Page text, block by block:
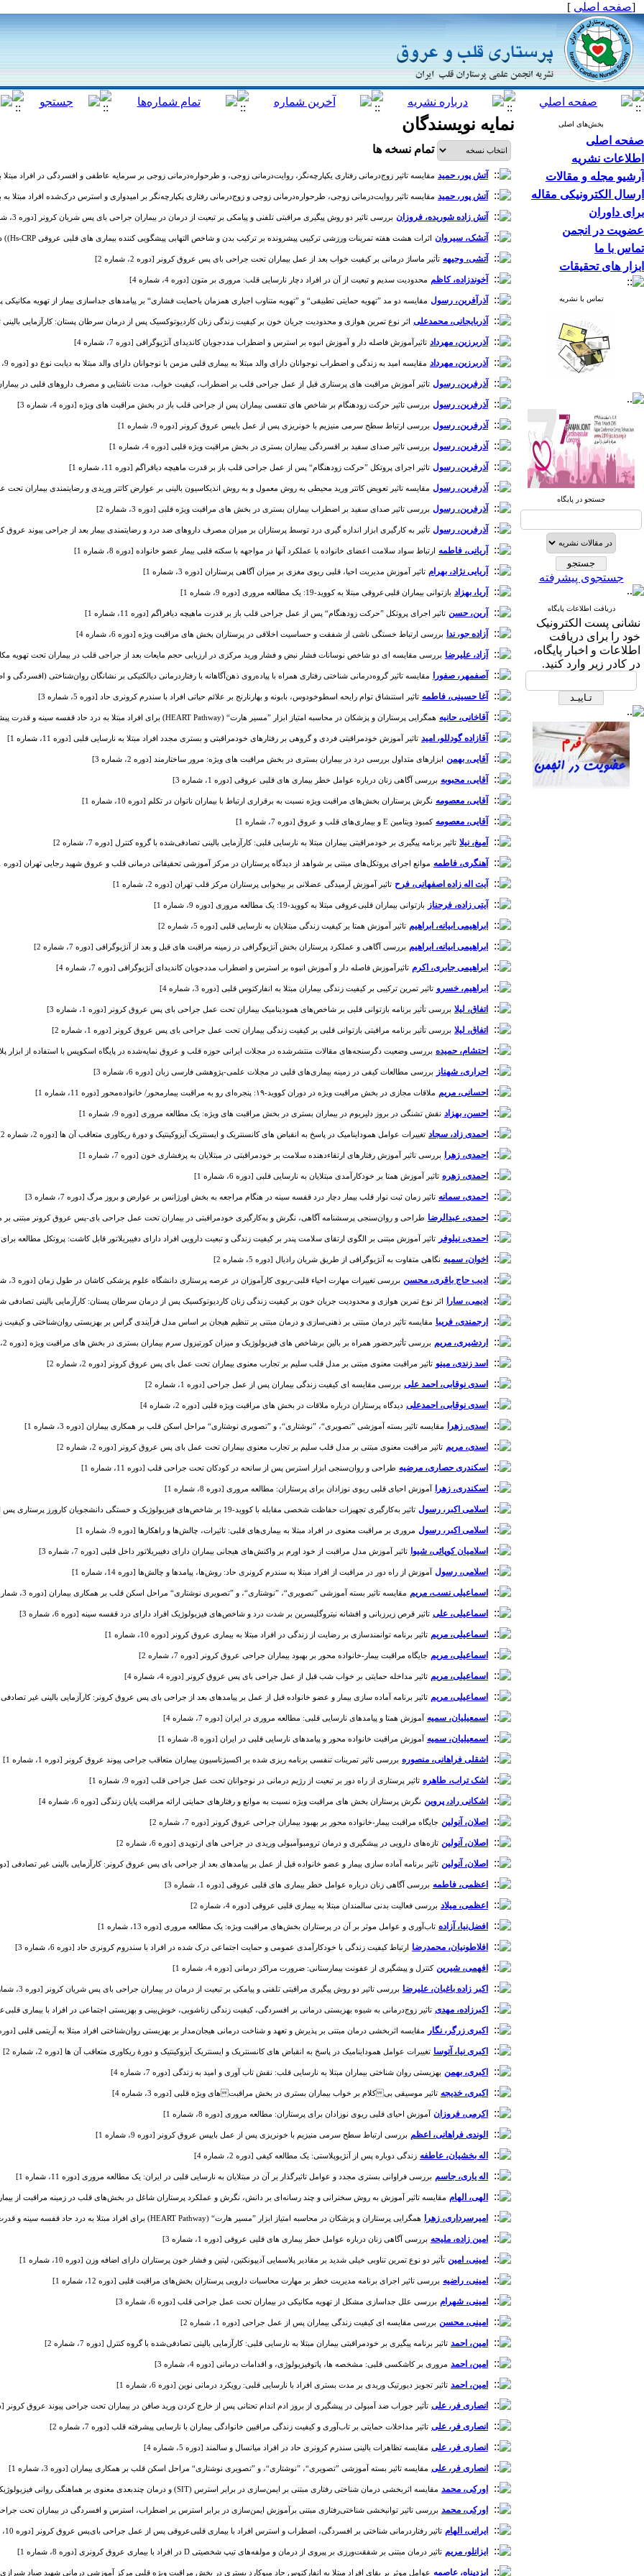
[صفحه اصلی ]
بخش‌های اصلی
صفحه اصلی
اطلاعات نشریه
آرشیو مجله و مقالات
ارسال الکترونیکی مقاله
برای داوران
عضویت در انجمن
تماس با ما
ابزار های تحقیقات
تماس با نشریه
تلفن: 6-22663165-021
آدرس پایگاه الکترونیکی:
http://journal.icns.org.ir
آدرس‌ پست الکترونیکی انجمن:
info@icns.org.ir
آدرس پست الکترونیکی نشریه:
journal@icns.org.ir
نشانی مجله: تهران، خیابان ولیعصر،
ابتدای بزرگراه نیایش، بیمارستان
قلب شهید رجایی- ساختمان انجمن
های علمی، طبقه دوم، انجمن علمی
پرستاری قلب و عروق ایران
جستجو در پایگاه
جستجوی پیشرفته
دریافت اطلاعات پایگاه
نشانی پست الکترونیک
خود را برای دریافت
اطلاعات و اخبار پایگاه،
در کادر زیر وارد کنید.
نمایه نویسندگان
تمام نسخه ها
آتش پور، حمید مقایسه تاثیر زوج‌درمانی رفتاری یکپارچه‌نگر، روایت‌درمانی زوجی، و طرحواره‌درمانی زوجی بر سرمایه عاطفی و افسردگی در افراد مبتلا به
آتش پور، حمید مقایسه تاثیر روایت‌درمانی زوجی، طرحواره‌درمانی زوجی و زوج‌درمانی رفتاری یکپارچه‌نگر بر امیدواری و استرس درک‌شده افراد مبتلا به بیماری
آتش زاده شوریده، فروزان بررسی تاثیر دو روش پیگیری مراقبتی تلفنی و پیامکی بر تبعیت از درمان در بیماران جراحی بای پس شریان کرونر [دوره 3، شماره 2]
آتشک، سیروان اثرات هشت هفته تمرینات ورزشی ترکیبی پیشرونده بر ترکیب بدن و شاخص التهابی پیشگویی کننده بیماری های قلبی عروقی Hs-CRP)) در مردان میانسال کم تحرک [دوره 2، شماره 3]
آتشی، وجیهه تأثیر ماساژ درمانی بر کیفیت خواب بعد از عمل بیماران تحت جراحی بای پس عروق کرونر [دوره 2، شماره 2]
آخوندزاده، کاظم محدودیت سدیم و تبعیت از آن در افراد دچار نارسایی قلب: مروری بر متون [دوره 4، شماره 4]
آذرآفرین، رسول مقایسه دو مد ”تهویه حمایتی تطبیقی“ و ”تهویه متناوب اجباری همزمان باحمایت فشاری“ بر پیامدهای جداسازی بیمار از تهویه مکانیکی پس
آذربایجانی، محمدعلی اثر نوع تمرین هوازی و محدودیت جریان خون بر کیفیت زندگی زنان کاردیوتوکسیک پس از درمان سرطان پستان: کارآزمایی بالینی
آذربرزین، مهرداد تاثیرآموزش فاصله دار و آموزش انبوه بر استرس و اضطراب مددجویان کاندیدای آنژیوگرافی [دوره 7، شماره 4]
آذربرزین، مهرداد مقایسه امید به زندگی و اضطراب نوجوانان دارای والد مبتلا به بیماری قلبی مزمن با نوجوانان دارای والد مبتلا به دیابت نوع دو [دوره 9، شماره 1]
آذرفرین، رسول تاثیر آموزش مراقبت های پرستاری قبل از عمل جراحی قلب بر اضطراب، کیفیت خواب، مدت ناشتایی و مصرف داروهای قلبی در بیماران کاندید
آذرفرین، رسول بررسی تاثیر حرکت زودهنگام بر شاخص های تنفسی بیماران پس از جراحی قلب باز در بخش مراقبت های ویژه [دوره 4، شماره 3]
آذرفرین، رسول بررسی ارتباط سطح سرمی منیزیم با خونریزی پس از عمل بای­پس عروق کرونر [دوره 9، شماره 1]
آذرفرین، رسول بررسی تاثیر صدای سفید بر افسردگی بیماران بستری در بخش مراقبت ویژه قلبی [دوره 4، شماره 1]
آذرفرین، رسول تاثیر اجرای پروتکل ”حرکت زودهنگام“ پس از عمل جراحی قلب باز بر قدرت ماهیچه دیافراگم [دوره 11، شماره 1]
آذرفرین، رسول مقایسه تاثیر تعویض کاتتر ورید محیطی به روش معمول و به روش اندیکاسیون بالینی بر عوارض کاتتر وریدی و رضایتمندی بیماران تحت عمل
آذرفرین، رسول بررسی تاثیر صدای سفید بر اضطراب بیماران بستری در بخش های مراقبت ویژه قلبی [دوره 3، شماره 2]
آذرفرین، رسول تأثیر به کارگیری ابزار اندازه گیری درد توسط پرستاران بر میزان مصرف داروهای ضد درد و رضایتمندی بیمار بعد از جراحی پیوند عروق کرونر
آریانی، فاطمه ارتباط سواد سلامت اعضای خانواده با عملکرد آنها در مواجهه با سکته قلبی بیمار عضو خانواده [دوره 8، شماره 1]
آریایی نژاد، بهرام تاثیر آموزش مدیریت احیا، قلبی ریوی مغزی بر میزان آگاهی پرستاران [دوره 3، شماره 1]
آریا، بهزاد بازتوانی بیماران قلبی‌عروقی مبتلا به کووید-19: یک مطالعه مروری [دوره 9، شماره 1]
آرین، حسن تاثیر اجرای پروتکل ”حرکت زودهنگام“ پس از عمل جراحی قلب باز بر قدرت ماهیچه دیافراگم [دوره 11، شماره 1]
آزاده جو، ندا بررسی ارتباط خستگی ناشی از شفقت و حساسیت اخلاقی در پرستاران بخش های مراقبت ویژه [دوره 6، شماره 4]
آزاد، علیرضا بررسی مقایسه ای دو شاخص نوسانات فشار نبض و فشار ورید مرکزی در ارزیابی حجم مایعات بعد از جراحی قلب در بیماران تحت تهویه مکانیکی
آصفمهر، صفورا مقایسه تاثیر گروه‌درمانی شناختی رفتاری همراه با پیاده‌روی ذهن‌آگاهانه با رفتار‌درمانی دیالکتیکی بر نشانگان روان‌شناختی (افسردگی و
آغا حسینی، فاطمه تاثیر استنشاق توام رایحه اسطوخودوس، بابونه و بهارنارنج بر علائم حیاتی افراد با سندرم کرونری حاد [دوره 5، شماره 3]
آقاخانی، حانیه همگرایی پرستاران و پزشکان در محاسبه امتیاز ابزار ”مسیر هارت“ (HEART Pathway) برای افراد مبتلا به درد حاد قفسه سینه و قدرت پیشگویی‌کنندگی آن در زمینه رخدادهای نامطلوب قلبی‌عروقی [دوره 12، شماره 1]
آقازاده گودللو، امید تاثیر آموزش خودمراقبتی فردی و گروهی بر رفتارهای خودمراقبتی و بستری مجدد افراد مبتلا به نارسایی قلبی [دوره 11، شماره 1]
آقایی، بهمن ابزارهای متداول بررسی درد در بیماران بستری در بخش مراقبت های ویژه: مرور ساختارمند [دوره 2، شماره 3]
آقایی، محبوبه بررسی آگاهی زنان درباره عوامل خطر بیماری های قلبی عروقی [دوره 1، شماره 3]
آقایی، معصومه نگرش پرستاران بخش‌های مراقبت ویژه نسبت به برقراری ارتباط با بیماران ناتوان در تکلم [دوره 10، شماره 1]
آقایی، معصومه کمبود ویتامین E و بیماری‌های قلب و عروق [دوره 7، شماره 1]
آمیغ، نیلا تاثیر برنامه پیگیری بر خودمراقبتی بیماران مبتلا به نارسایی قلبی: کارآزمایی بالینی تصادفی‌شده با گروه کنترل [دوره 7، شماره 2]
آهنگری، فاطمه موانع اجرای پروتکل‌های مبتنی بر شواهد از دیدگاه پرستاران در مرکز آموزشی تحقیقاتی درمانی قلب‌ و عروق شهید رجایی تهران [دوره 11، شماره 1]
آیت اله زاده اصفهانی، فرح تاثیر آموزش آرمیدگی عضلانی بر بیخوابی پرستاران مرکز قلب تهران [دوره 2، شماره 1]
آیتی زاده، فرحناز بازتوانی بیماران قلبی‌عروقی مبتلا به کووید-19: یک مطالعه مروری [دوره 9، شماره 1]
ابراهیمی ابیانه، ابراهیم تاثیر آموزش همتا بر کیفیت زندگی مبتلایان به نارسایی قلبی [دوره 5، شماره 2]
ابراهیمی ابیانه، ابراهیم بررسی آگاهی و عملکرد پرستاران بخش آنژیوگرافی در زمینه مراقبت های قبل و بعد از آنژیوگرافی [دوره 7، شماره 2]
ابراهیمی جابری، اکرم تاثیرآموزش فاصله دار و آموزش انبوه بر استرس و اضطراب مددجویان کاندیدای آنژیوگرافی [دوره 7، شماره 4]
ابراهیم، خسرو تاثیر تمرین ترکیبی بر کیفیت زندگی بیماران مبتلا به انفارکتوس قلبی [دوره 3، شماره 4]
اتفاق، لیلا بررسی تأثیر برنامه بازتوانی قلبی بر شاخص‌های همودینامیک بیماران تحت عمل جراحی بای پس عروق کرونر [دوره 1، شماره 3]
اتفاق، لیلا بررسی تأثیر برنامه مراقبتی بازتوانی قلبی بر کیفیت زندگی بیماران تحت عمل جراحی بای پس عروق کرونر [دوره 1، شماره 2]
احتشام، حمیده بررسی وضعیت دگرسنجه‌های مقالات منتشرشده در مجلات ایرانی حوزه قلب و عروق نمایه‌شده در پایگاه اسکوپس با استفاده از ابزار پلام‌ایکس در سال‌های 2014
احراری، شهناز بررسی مطالعات کیفی در زمینه بیماری‌های قلبی در مجلات علمی-پژوهشی فارسی زبان [دوره 6، شماره 3]
احسانی، مریم ملاقات مجازی در بخش‌ مراقبت ویژه در دوران کووید-۱۹: پنجره‌ای رو به مراقبت بیمارمحور/ خانواده‌محور [دوره 11، شماره 1]
احسن، بهزاد نقش تشنگی در بروز دلیریوم در بیماران بستری در بخش مراقبت های ویژه: یک مطالعه مروری [دوره 9، شماره 1]
احمدی زاد، سجاد تغییرات عوامل هموداینامیک در پاسخ به انقباض های کانسنتریک و ایسنتریک آیزوکینتیک و دورۀ ریکاوری متعاقب آن ها [دوره 2، شماره 2]
احمدی، زهرا بررسی تاثیر آموزش رفتارهای ارتقاء‌دهنده سلامت بر خودمراقبتی در مبتلایان به پرفشاری خون [دوره 7، شماره 1]
احمدی، زهره تاثیر آموزش همتا بر خودکارآمدی مبتلایان به نارسایی قلبی [دوره 6، شماره 1]
احمدی، سمانه تاثیر زمان ثبت نوار قلب بیمار دچار درد قفسه سینه در هنگام مراجعه به بخش اورژانس بر عوارض و بروز مرگ [دوره 7، شماره 3]
احمدی، عبدالرضا طراحی و روان‌سنجی پرسشنامه آگاهی، نگرش و به‌کارگیری خودمراقبتی در بیماران تحت عمل جراحی بای-پس عروق کرونر مبتنی بر مدل والتز
احمدی، نیلوفر تاثیر آموزش مبتنی بر الگوی ارتقای سلامت پندر بر کیفیت زندگی و تبعیت دارویی افراد دارای دفیبریلاتور قابل کاشت: پروتکل مطالعه برای یک
اخوان، سمیه نگاهی متفاوت به آنژیوگرافی از طریق شریان رادیال [دوره 5، شماره 2]
ادیب حاج باقری، محسن بررسی تغییرات مهارت احیاء قلبی-ریوی کارآموزان در عرصه پرستاری دانشگاه علوم پزشکی کاشان در طول زمان [دوره 3، شماره 1]
ادیمی، سارا اثر نوع تمرین هوازی و محدودیت جریان خون بر کیفیت زندگی زنان کاردیوتوکسیک پس از درمان سرطان پستان: کارآزمایی بالینی تصادفی شده دو
ارجمندی، فریبا مقایسه تاثیر درمان مبتنی بر ذهنی‌سازی و درمان مبتنی بر تنظیم هیجان بر اساس مدل فرآیندی گراس بر بهزیستی روان‌شناختی و کیفیت زندگی
اردشیری، مریم بررسی تأثیرحضور همراه بر بالین برشاخص های فیزیولوژیک و میزان کورتیزول سرم بیماران بستری در بخش های مراقبت ویژه [دوره 2، شماره 4]
اسد زندی، مینو تاثیر مراقبت معنوی مبتنی بر مدل قلب سلیم بر تجارب معنوی بیماران تحت عمل بای پس عروق کرونر [دوره 2، شماره 2]
اسدی نوقابی، احمد علی بررسی مقایسه ای کیفیت زندگی بیماران پس از عمل جراحی [دوره 1، شماره 2]
اسدی نوقابی، احمدعلی دیدگاه پرستاران درباره ملاقات در بخش های مراقبت ویژه قلبی [دوره 2، شماره 4]
اسدی، زهرا مقایسه تاثیر بسته آموزشی ”تصویری“، ”نوشتاری“، و ”تصویری نوشتاری“ مراحل اسکن قلب بر همکاری بیماران [دوره 3، شماره 1]
اسدی، مریم تاثیر مراقبت معنوی مبتنی بر مدل قلب سلیم بر تجارب معنوی بیماران تحت عمل بای پس عروق کرونر [دوره 2، شماره 2]
اسکندری حصاری، مرضیه طراحی و روان‌سنجی ابزار استرس پس از سانحه در کودکان تحت جراحی قلب [دوره 11، شماره 1]
اسکندری، زهرا آموزش احیای قلبی ریوی نوزادان برای پرستاران: مطالعه مروری [دوره 8، شماره 1]
اسلامی اکبر، رسول تاثیر به‌کارگیری تجهیزات حفاظت شخصی مقابله با کووید-19 بر شاخص‌های فیزیولوژیک و خستگی دانشجویان کارورز پرستاری پس از عملیات احیای قلبی‌ریوی: یک مطالعه کارآزمایی بالینی [دوره 12، شماره 1]
اسلامی اکبر، رسول مروری بر مراقبت معنوی در افراد مبتلا به بیماری‌های قلبی: تاثیرات، چالش‌ها و راهکارها [دوره 9، شماره 1]
اسلامیان کوپائی، شیوا تاثیر آموزش مدل مراقبت از خود اورم بر واکنش‌های هیجانی بیماران دارای دفیبریلاتور داخل قلبی [دوره 7، شماره 3]
اسلامی، رسول آموزش از راه دور در مراقبت از افراد مبتلا به سندرم کرونری حاد: روش‌ها، پیامدها و چالش‌ها [دوره 14، شماره 1]
اسماعیلی نسب، مریم مقایسه تاثیر بسته آموزشی ”تصویری“، ”نوشتاری“، و ”تصویری نوشتاری“ مراحل اسکن قلب بر همکاری بیماران [دوره 3، شماره 1]
اسماعیلی، علی تاثیر قرص زیرزبانی و افشانه نیتروگلیسرین بر شدت درد و شاخص‌های فیزیولوژیک افراد دارای درد قفسه سینه [دوره 6، شماره 3]
اسماعیلی، مریم تاثیر برنامه توانمندسازی بر رضایت از زندگی در افراد مبتلا به بیماری عروق کرونر [دوره 10، شماره 1]
اسماعیلی، مریم جایگاه مراقبت بیمار-خانواده محور بر بهبود بیماران جراحی عروق کرونر [دوره 7، شماره 2]
اسماعیلی، مریم تاثیر مداخله حمایتی بر خواب شب قبل از عمل جراحی بای پس عروق کرونر [دوره 4، شماره 4]
اسماعیلی، مریم تاثیر برنامه آماده سازی بیمار و عضو خانواده قبل از عمل بر پیامدهای بعد از جراحی بای پس عروق کرونر: کارآزمایی بالینی غیر تصادفی [دوره 9،
اسمعیلیان، سمیه آموزش همتا و پیامدهای نارسایی قلبی: مطالعه مروری در ایران [دوره 7، شماره 4]
اسمعیلیان، سمیه آموزش مراقبت خانواده محور و پیامدهای نارسایی قلبی در ایران [دوره 8، شماره 1]
اشقلی فراهانی، منصوره بررسی تاثیر تمرینات تنفسی برنامه ریزی شده بر اکسیژناسیون بیماران متعاقب جراحی پیوند عروق کرونر [دوره 1، شماره 1]
اشک تراب، طاهره تاثیر پرستاری از راه دور بر تبعیت از رژیم درمانی در نوجوانان تحت عمل جراحی قلب [دوره 9، شماره 1]
اشکانی راد، پروین نگرش پرستاران بخش های مراقبت ویژه نسبت به موانع و رفتارهای حمایتی ارائه مراقبت پایان زندگی [دوره 6، شماره 4]
اصلان، آنولین جایگاه مراقبت بیمار-خانواده محور بر بهبود بیماران جراحی عروق کرونر [دوره 7، شماره 2]
اصلان، آنولین تازه‌های دارویی در پیشگیری و درمان ترومبوآمبولی وریدی در جراحی های ارتوپدی [دوره 6، شماره 2]
اصلان، آنولین تاثیر برنامه آماده سازی بیمار و عضو خانواده قبل از عمل بر پیامدهای بعد از جراحی بای پس عروق کرونر: کارآزمایی بالینی غیر تصادفی [دوره 9،
اعظمی، فاطمه بررسی آگاهی زنان درباره عوامل خطر بیماری های قلبی عروقی [دوره 1، شماره 3]
اعظمی، میلاد بررسی فعالیت بدنی سالمندان مبتلا به بیماری قلبی عروقی [دوره 4، شماره 2]
افضل‌نیا، آزاده تاب‌آوری و عوامل موثر بر آن در پرستاران بخش‌های مراقبت ویژه: یک مطالعه مروری [دوره 13، شماره 1]
افلاطونیان، محمدرضا ارتباط کیفیت زندگی با خودکارآمدی عمومی و حمایت اجتماعی درک شده در افراد با سندروم کرونری حاد [دوره 6، شماره 3]
افهمی، شیرین کنترل و پیشگیری از عفونت بیمارستانی: ضرورت مراکز درمانی [دوره 4، شماره 1]
اکبر زاده باغبان، علیرضا بررسی تاثیر دو روش پیگیری مراقبتی تلفنی و پیامکی بر تبعیت از درمان در بیماران جراحی بای پس شریان کرونر [دوره 3، شماره 2]
اکبرزاده، مهدی تاثیر زوج‌درمانی به شیوه بهزیستی درمانی بر افسردگی، کیفیت زندگی زناشویی، خوش‌بینی و بهزیستی اجتماعی در افراد با بیماری قلبی‌عروقی
اکبری زرگر، نگار مقایسه اثربخشی درمان مبتنی بر پذیرش و تعهد و شناخت درمانی هیجان‌مدار بر بهزیستی روان‌شناختی افراد مبتلا به آریتمی قلبی [دوره 10، شماره
اکبری نیا، آتوسا تغییرات عوامل هموداینامیک در پاسخ به انقباض های کانسنتریک و ایسنتریک آیزوکینتیک و دورۀ ریکاوری متعاقب آن ها [دوره 2، شماره 2]
اکبری، بهمن بهزیستی روان شناختی بیماران مبتلا به نارسایی قلب: نقش تاب آوری و امید به زندگی [دوره 7، شماره 4]
اکبری، خدیجه تاثیر موسیقی بیکلام بر خواب بیماران بستری در بخش مراقبتهای ویژه قلبی [دوره 3، شماره 4]
اکرمی، فروزان آموزش احیای قلبی ریوی نوزادان برای پرستاران: مطالعه مروری [دوره 8، شماره 1]
الوندی فراهانی، اعظم بررسی ارتباط سطح سرمی منیزیم با خونریزی پس از عمل بای­پس عروق کرونر [دوره 9، شماره 1]
اله بخشیان، عاطفه زندگی دوباره پس از آنژیوپلاستی: یک مطالعه کیفی [دوره 2، شماره 4]
اله یاری، جاسم بررسی فراوانی بستری مجدد و عوامل تاثیرگذار بر آن در مبتلایان به نارسایی قلبی در ایران: یک مطالعه مروری [دوره 11، شماره 1]
الهی، الهام مقایسه‌ تاثیر آموزش به روش سخنرانی و چند رسانه‌ای بر دانش، نگرش و عملکرد پرستاران شاغل در بخش‌های قلب در زمینه مراقبت از بیمار دارای
امیرسرداری، زهرا همگرایی پرستاران و پزشکان در محاسبه امتیاز ابزار ”مسیر هارت“ (HEART Pathway) برای افراد مبتلا به درد حاد قفسه سینه و قدرت پیشگویی‌کنندگی آن در زمینه رخدادهای نامطلوب قلبی‌عروقی [دوره 12، شماره 1]
امین زاده، ملیحه بررسی آگاهی زنان درباره عوامل خطر بیماری های قلبی عروقی [دوره 1، شماره 3]
امینی، امین تأثیر دو نوع تمرین تناوبی خیلی شدید بر مقادیر پلاسمایی آدیپونکتین، لپتین و فشار خون پرستاران دارای اضافه وزن [دوره 10، شماره 1]
امینی، راضیه بررسی تاثیر اجرای برنامه مدیریت خطر بر مهارت محاسبات دارویی پرستاران بخش‌های مراقبت قلبی [دوره 12، شماره 1]
امینی، شهرام بررسی علل جداسازی مشکل از تهویه مکانیکی در بیماران تحت عمل جراحی قلب [دوره 6، شماره 3]
امینی، محسن بررسی مقایسه ای کیفیت زندگی بیماران پس از عمل جراحی [دوره 1، شماره 2]
امین، احمد تاثیر برنامه پیگیری بر خودمراقبتی بیماران مبتلا به نارسایی قلبی: کارآزمایی بالینی تصادفی‌شده با گروه کنترل [دوره 7، شماره 2]
امین، احمد مروری بر کاشکسی قلبی: مشخصه ها، پاتوفیزیولوژی، و اقدامات درمانی [دوره 4، شماره 3]
امین، احمد تاثیر تجویز دیورتیک وریدی بر مدت بستری افراد با نارسایی قلبی: رویکرد درمانی نوین [دوره 6، شماره 1]
انصاری فر، علی تأثیر جوراب ضد آمبولی در پیشگیری از بروز ادم اندام تحتانی پس از خارج کردن ورید صافن در بیماران تحت جراحی پیوند عروق کرونر [دوره 1،
انصاری فر، علی تاثیر مداخلات حمایتی بر تاب‌آوری و کیفیت زندگی مراقبین خانوادگی بیماران با نارسایی پیشرفته قلب [دوره 7، شماره 2]
انصاری فر، علی مقایسه تظاهرات بالینی سندرم کرونری حاد در افراد میانسال و سالمند [دوره 5، شماره 4]
انصاری فر، علی مقایسه تاثیر بسته آموزشی ”تصویری“، ”نوشتاری“، و ”تصویری نوشتاری“ مراحل اسکن قلب بر همکاری بیماران [دوره 3، شماره 1]
اورکی، محمد مقایسه اثربخشی درمان شناختی رفتاری مبتنی بر ایمن‌سازی در برابر استرس (SIT) و درمان چندبعدی معنوی بر هماهنگی روانی فیزیولوژیکی ضربان قلب و افسردگی در بیماران تحت بای پس عروق کرونر [دوره 9، شماره 1]
اورکی، محمد بررسی تاثیر توانبخشی شناختی‌رفتاری مبتنی برآموزش ایمن‌سازی در برابر استرس بر اضطراب، استرس و افسردگی در بیماران تحت جراحی عروق
ایرانی، الهام تاثیر رفتاردرمانی شناختی بر افسردگی، اضطراب و استرس افراد با بیماری قلبی‌عروقی پس از عمل جراحی بای‌پس عروق کرونر [دوره 10، شماره 1]
ایزانلو، مریم تاثیر درمان مبتنی بر شفقت‌ورزی بر پیروی از درمان و مولفه‌های تیپ شخصیتی D در افراد با بیماری عروق کرونری [دوره 8، شماره 1]
ایزدپناه، عاصمه عوامل موثر بر بقای افراد مبتلا به انفارکتوس حاد میوکارد بستری در بخش مراقبت ویژه قلبی مرکز آموزشی درمانی شهید صیاد شیرازی دانشگاه علوم پزشکی